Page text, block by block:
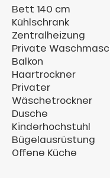
Bett 140 cm
Kühlschrank
Zentralheizung
Private
Balkon
Haartrockner
Privater
Wäschetrockner
Dusche
Kinderhochstuhl
Bügelausrüstung
Offene Küche